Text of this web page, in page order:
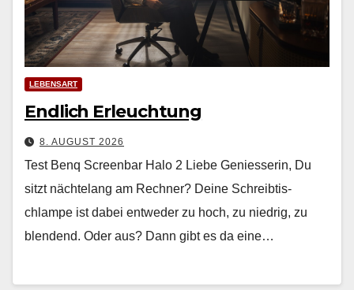
LEBENSART
Endlich Erleuchtung
8. AUGUST 2026
Test Benq Screenbar Halo 2 Liebe Geniesserin, Du
sitzt nächte­lang am Rech­n­er? Deine Schreibtis­
chlampe ist dabei entwed­er zu hoch, zu niedrig, zu
blendend. Oder aus? Dann gibt es da eine…